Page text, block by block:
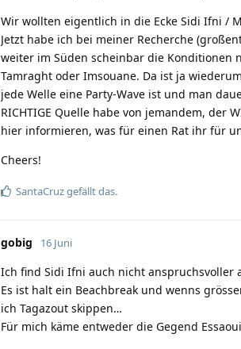
Wir wollten eigentlich in die Ecke Sidi Ifni /
Jetzt habe ich bei meiner Recherche
weiter im Süden scheinbar die Konditionen
Tamraght oder Imsouane. Da ist ja
jede Welle eine Party-Wave ist und man
RICHTIGE Quelle habe von jemandem, der
hier informieren, was für einen Rat ihr für
Cheers!
SantaCruzgefällt das.
gobig 16 Juni
Ich find Sidi Ifni auch nicht anspruchsvoller
Es ist halt ein Beachbreak und wenns
ich Tagazout skippen…
Für mich käme entweder die Gegend